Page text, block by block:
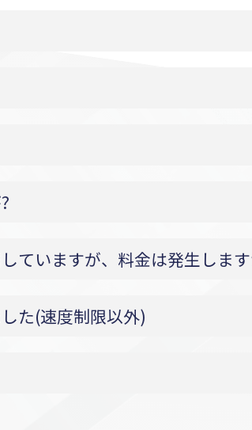
ていますが、料金は発生しま
た(速度制限以外)